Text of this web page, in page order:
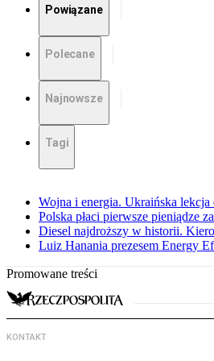
Powiązane
Polecane
Najnowsze
Tagi
Wojna i energia. Ukraińska
Polska płaci pierwsze pieniądze
Diesel najdroższy w historii.
Luiz Hanania prezesem Energy
Promowane treści
KONTAKT